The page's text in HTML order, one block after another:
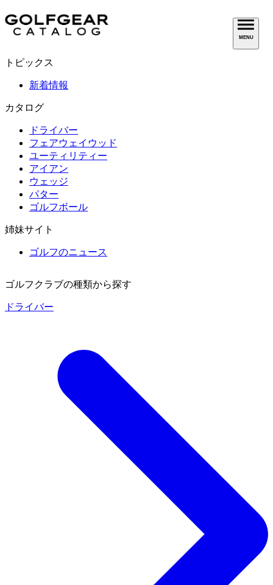
MENU
トピックス
新着情報
カタログ
ドライバー
フェアウェイウッド
ユーティリティー
アイアン
ウェッジ
パター
ゴルフボール
姉妹サイト
ゴルフのニュース
ゴルフクラブの種類から探す
ドライバー